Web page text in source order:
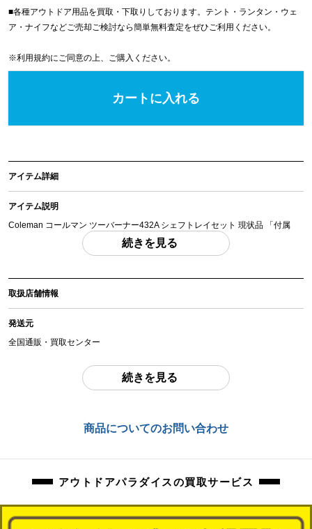
■各種アウトドア用品を買取・下取りしております。テント・ランタン・ウェ
ア・ナイフなどご売却ご検討なら簡単無料査定をぜひご利用ください。
※利用規約にご同意の上、ご購入ください。
カートに入れる
アイテム詳細
アイテム説明
Coleman コールマン ツーバーナー432A シェフトレイセット 現状品 「付属
品」・・・ 写真のものがすべてになります。
(撮影、運搬備品は除く)
アイテム状態
中古：J（ジャンク品）
タンクの空気圧チェックのみ行っております。
抜ける事確認済みです。
動作未確認の為現状品になります。調整や部品交換等必要な場合がございま
燃料は抜ける範囲で抜いておりますが、若干の抜ききれない分が入っている場
になります。
討くださいませ。
続きを見る
取扱店舗情報
発送元
全国通販・買取センター
東京都江戸川区中葛西6-10-15 2F
続きを見る
商品についてのお問い合わせ
アウトドアパラダイスの買取サービス